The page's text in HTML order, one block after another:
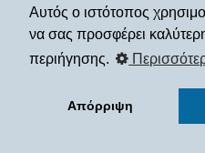
Αυτός ο ιστότοπος
να σας προσφέρει
περιήγησης.
Απόρριψη
© Παλαιοβιβλιοπωλείο